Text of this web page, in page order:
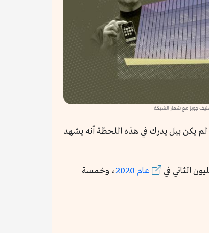
جوبز مع شعار الشبكة
لتعريف ستيف وزنياك البالغ من العمر 21 عاماً، إلى ستيف جوبز ابن 16 عاماً آنذاك. لم يكن بيل يدرك في هذه اللحظة أنه يشهد
الثاني في عام 2020
، وخمسة